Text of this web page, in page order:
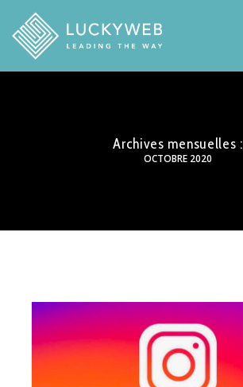
Archives mensuelles :
OCTOBRE 2020